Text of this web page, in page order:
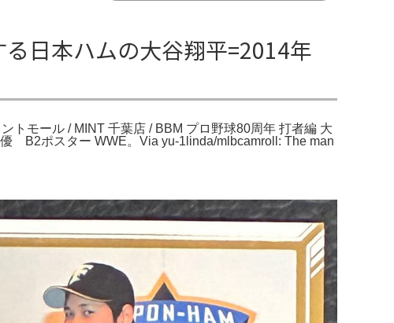
日本ハムの大谷翔平=2014年
トモール / MINT 千葉店 / BBM プロ野球80周年 打者編 大
B2ポスター WWE。Via yu-1linda/mlbcamroll: The man